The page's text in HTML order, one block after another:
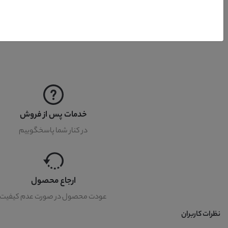
خدمات پس از فروش
در کنار شما پاسخگوییم
ارجاع محصول
عودت محصول در صورت عدم کیفیت
نظرات کاربران